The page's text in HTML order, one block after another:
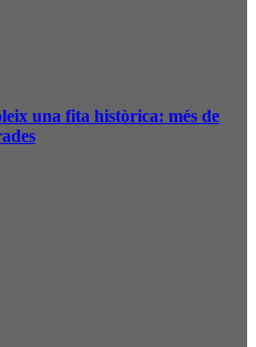
una fita històrica: més de